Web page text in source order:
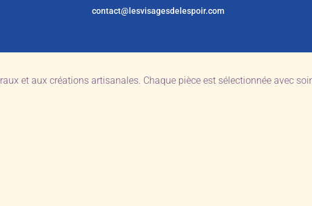
contact@lesvisagesdelespoir.com
et aux créations artisanales. Chaque pièce est sélectionnée avec